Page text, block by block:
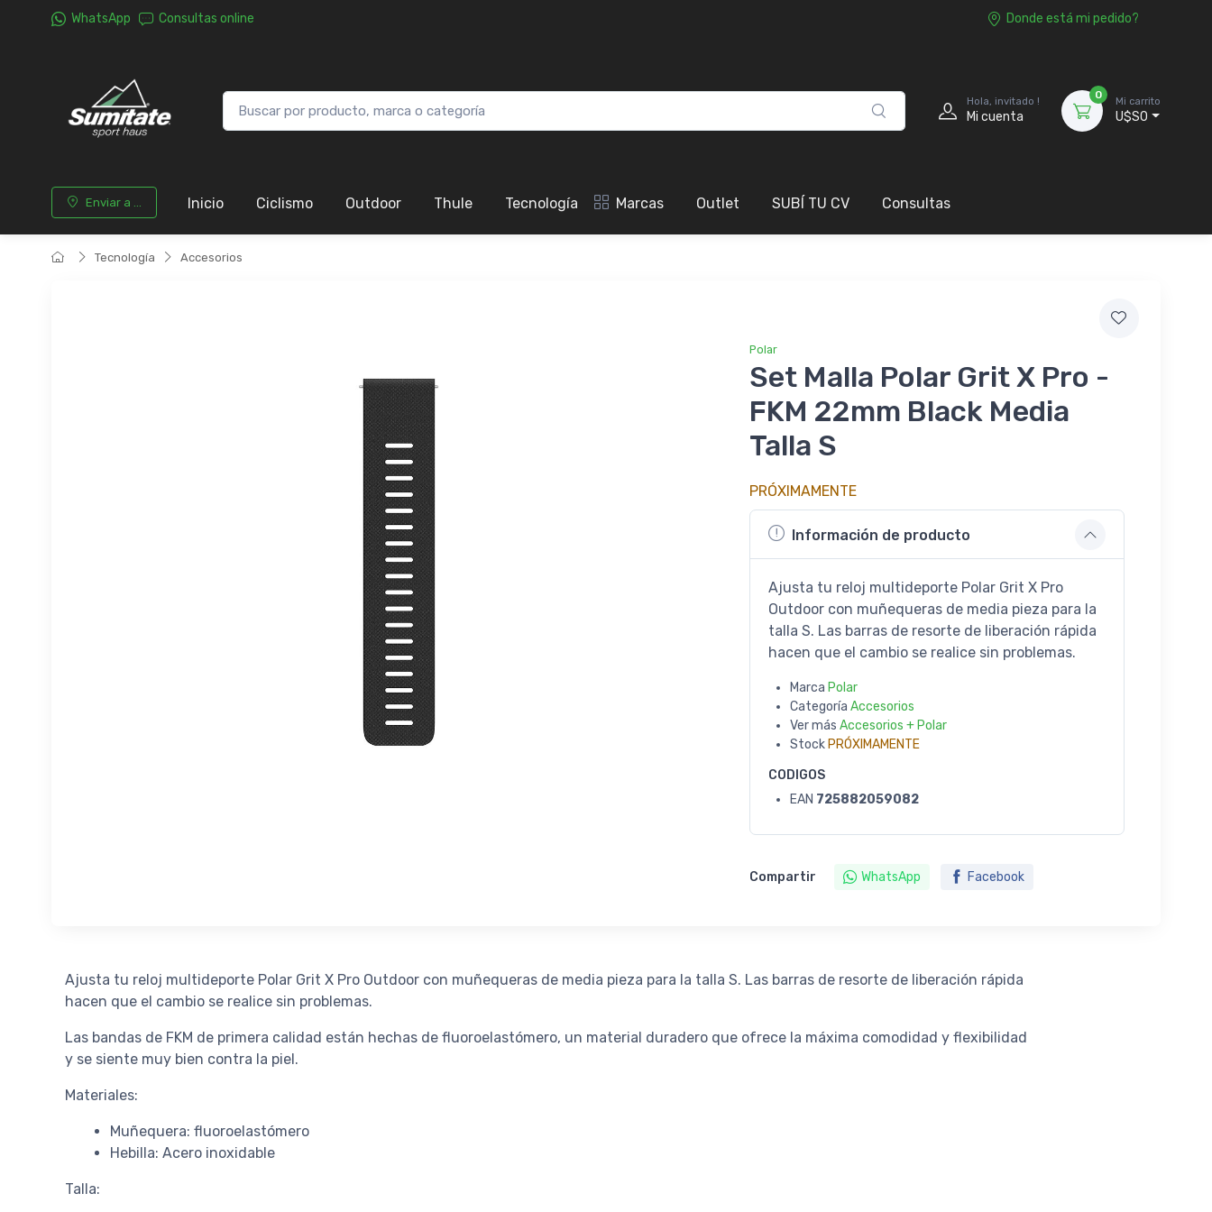
WhatsApp Consultas online Donde está mi pedido?
Hola, invitado !
Mi cuenta
0
Mi carrito
U$S0
Enviar a ... Inicio Ciclismo Outdoor Thule Tecnología Marcas Outlet SUBÍ TU CV Consultas
Tecnología Accesorios
Polar
Set Malla Polar Grit X Pro -
FKM 22mm Black Media
Talla S
PRÓXIMAMENTE
Información de producto
Ajusta tu reloj multideporte Polar Grit X Pro
Outdoor con muñequeras de media pieza para la
talla S. Las barras de resorte de liberación rápida
hacen que el cambio se realice sin problemas.
Marca Polar
Categoría Accesorios
Ver más Accesorios + Polar
Stock PRÓXIMAMENTE
CODIGOS
EAN 725882059082
Compartir WhatsApp Facebook
Ajusta tu reloj multideporte Polar Grit X Pro Outdoor con muñequeras de media pieza para la talla S. Las barras de resorte de liberación rápida
hacen que el cambio se realice sin problemas.
Las bandas de FKM de primera calidad están hechas de fluoroelastómero, un material duradero que ofrece la máxima comodidad y flexibilidad
y se siente muy bien contra la piel.
Materiales:
Muñequera: fluoroelastómero
Hebilla: Acero inoxidable
Talla: